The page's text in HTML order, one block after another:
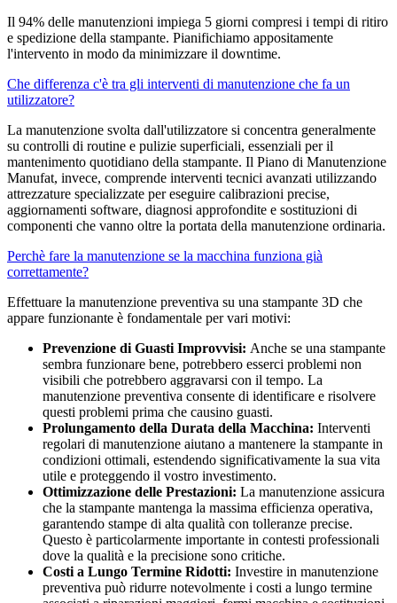
Il 94% delle manutenzioni impiega 5 giorni compresi i tempi di ritiro
e spedizione della stampante. Pianifichiamo appositamente
l'intervento in modo da minimizzare il downtime.
Che differenza c'è tra gli interventi di manutenzione che fa un
utilizzatore?
La manutenzione svolta dall'utilizzatore si concentra generalmente
su controlli di routine e pulizie superficiali, essenziali per il
mantenimento quotidiano della stampante. Il Piano di Manutenzione
Manufat, invece, comprende interventi tecnici avanzati utilizzando
attrezzature specializzate per eseguire calibrazioni precise,
aggiornamenti software, diagnosi approfondite e sostituzioni di
componenti che vanno oltre la portata della manutenzione ordinaria.
Perchè fare la manutenzione se la macchina funziona già
correttamente?
Effettuare la manutenzione preventiva su una stampante 3D che
appare funzionante è fondamentale per vari motivi:
Prevenzione di Guasti Improvvisi: Anche se una stampante
sembra funzionare bene, potrebbero esserci problemi non
visibili che potrebbero aggravarsi con il tempo. La
manutenzione preventiva consente di identificare e risolvere
questi problemi prima che causino guasti.
Prolungamento della Durata della Macchina: Interventi
regolari di manutenzione aiutano a mantenere la stampante in
condizioni ottimali, estendendo significativamente la sua vita
utile e proteggendo il vostro investimento.
Ottimizzazione delle Prestazioni: La manutenzione assicura
che la stampante mantenga la massima efficienza operativa,
garantendo stampe di alta qualità con tolleranze precise.
Questo è particolarmente importante in contesti professionali
dove la qualità e la precisione sono critiche.
Costi a Lungo Termine Ridotti: Investire in manutenzione
preventiva può ridurre notevolmente i costi a lungo termine